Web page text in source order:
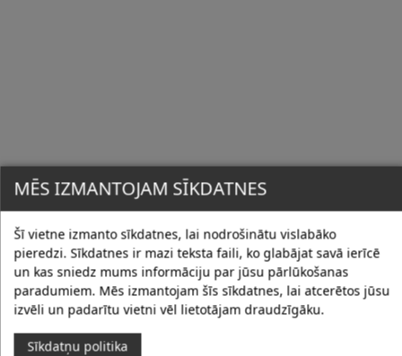
MĒS IZMANTOJAM SĪKDATNES
Šī vietne izmanto sīkdatnes, lai nodrošinātu vislabāko
pieredzi. Sīkdatnes ir mazi teksta faili, ko glabājat savā ierīcē
un kas sniedz mums informāciju par jūsu pārlūkošanas
paradumiem. Mēs izmantojam šīs sīkdatnes, lai atcerētos jūsu
izvēli un padarītu vietni vēl lietotājam draudzīgāku.
Sīkdatņu politika